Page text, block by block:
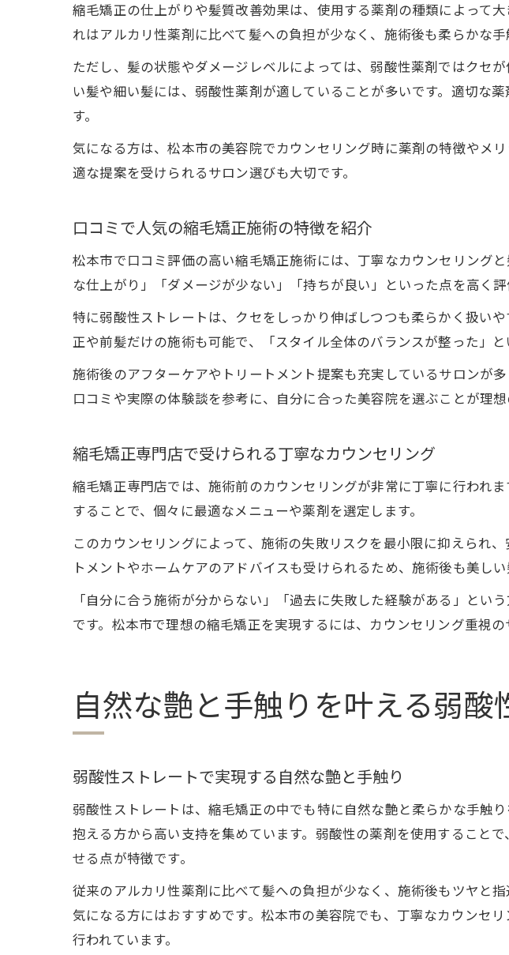
口コミに学ぶダ
カラーと縮毛矯
縮毛矯正の仕上がりや髪質改善効果は、使用する薬剤の種類によって
れはアルカリ性薬剤に比べて髪への負担が少なく、施術後も柔らかな手
ただし、髪の状態やダメージレベルによっては、弱酸性薬剤ではクセ
い髪や細い髪には、弱酸性薬剤が適していることが多いです。適切な
す。
気になる方は、松本市の美容院でカウンセリング時に薬剤の特徴やメ
適な提案を受けられるサロン選びも大切です。
口コミで人気の縮毛矯正施術の特徴を紹介
松本市で口コミ評価の高い縮毛矯正施術には、丁寧なカウンセリング
な仕上がり」「ダメージが少ない」「持ちが良い」といった点を高く評
特に弱酸性ストレートは、クセをしっかり伸ばしつつも柔らかく扱い
正や前髪だけの施術も可能で、「スタイル全体のバランスが整った」
施術後のアフターケアやトリートメント提案も充実しているサロンが
口コミや実際の体験談を参考に、自分に合った美容院を選ぶことが理想
縮毛矯正専門店で受けられる丁寧なカウンセリング
縮毛矯正専門店では、施術前のカウンセリングが非常に丁寧に行われ
することで、個々に最適なメニューや薬剤を選定します。
このカウンセリングによって、施術の失敗リスクを最小限に抑えられ
トメントやホームケアのアドバイスも受けられるため、施術後も美しい
「自分に合う施術が分からない」「過去に失敗した経験がある」と
です。松本市で理想の縮毛矯正を実現するには、カウンセリング重視の
自然な艶と手触りを叶える弱酸
弱酸性ストレートで実現する自然な艶と手触り
弱酸性ストレートは、縮毛矯正の中でも特に自然な艶と柔らかな手触
抱える方から高い支持を集めています。弱酸性の薬剤を使用すること
せる点が特徴です。
従来のアルカリ性薬剤に比べて髪への負担が少なく、施術後もツヤと
気になる方にはおすすめです。松本市の美容院でも、丁寧なカウンセ
行われています。